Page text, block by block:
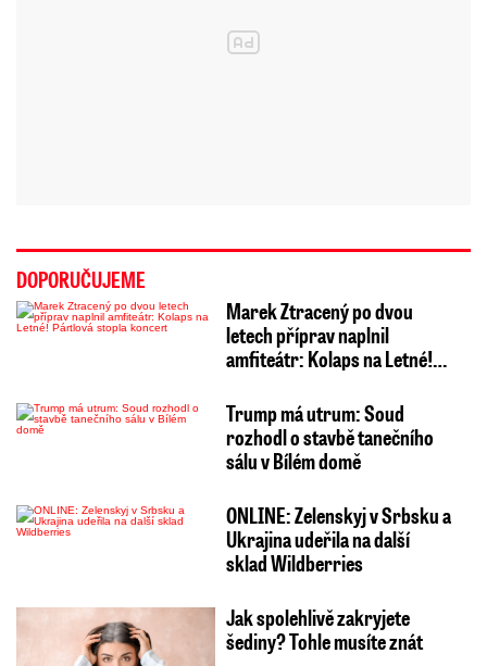
DOPORUČUJEME
Marek Ztracený po dvou
letech příprav naplnil
amfiteátr: Kolaps na Letné!…
Trump má utrum: Soud
rozhodl o stavbě tanečního
sálu v Bílém domě
ONLINE: Zelenskyj v Srbsku a
Ukrajina udeřila na další
sklad Wildberries
Jak spolehlivě zakryjete
šediny? Tohle musíte znát